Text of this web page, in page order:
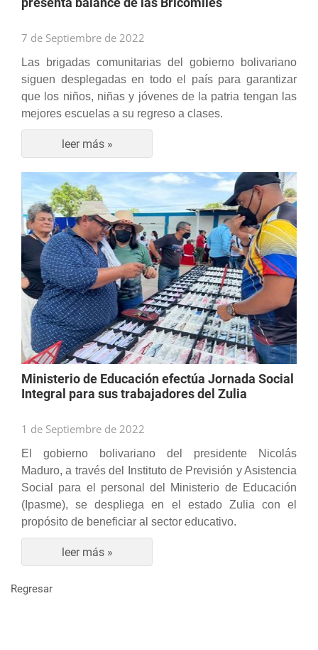
7 de Septiembre de 2022
Las brigadas comunitarias del gobierno bolivariano
siguen desplegadas en todo el país para garantizar
que los niños, niñas y jóvenes de la patria tengan las
mejores escuelas a su regreso a clases.
leer más »
Ministerio de Educación efectúa Jornada Social
Integral para sus trabajadores del Zulia
1 de Septiembre de 2022
El gobierno bolivariano del presidente Nicolás
Maduro, a través del Instituto de Previsión y Asistencia
Social para el personal del Ministerio de Educación
(Ipasme), se despliega en el estado Zulia con el
propósito de beneficiar al sector educativo.
leer más »
Regresar